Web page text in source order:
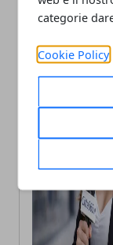
categorie
Cookie Policy